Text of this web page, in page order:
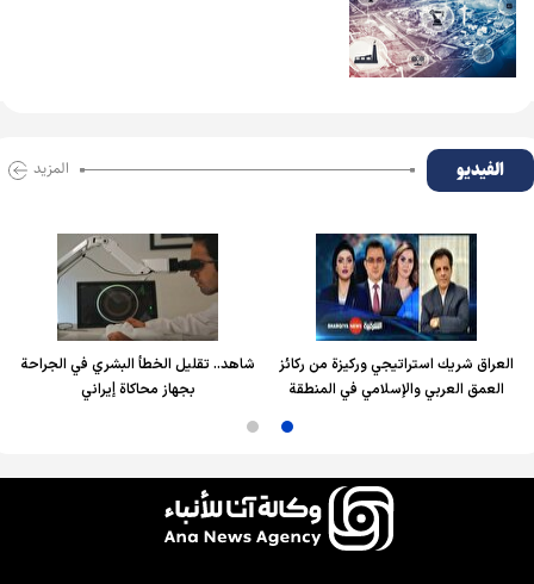
الفیدیو المزید
العراق شريك استراتيجي وركيزة من ركائز
العمق العربي والإسلامي في المنطقة
شاهد.. تقليل الخطأ البشري في الجراحة
بجهاز محاكاة إيراني